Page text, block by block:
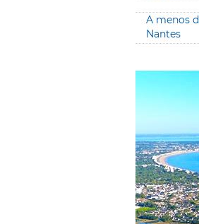
A menos
Nantes